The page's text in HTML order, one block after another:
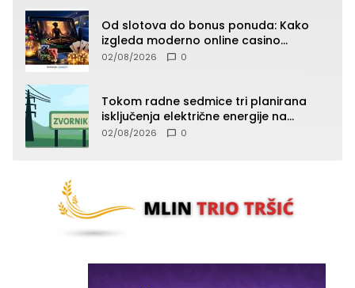
Od slotova do bonus ponuda: Kako
izgleda moderno online casino
iskustvo
02/08/2026 0
Tokom radne sedmice tri planirana
isključenja električne energije na
području TJ Zvornik
02/08/2026 0